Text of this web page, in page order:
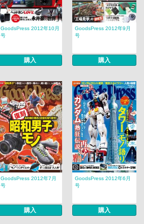
GoodsPress 2012年10月
号
購入
GoodsPress 2012年9月
号
購入
GoodsPress 2012年7月
号
購入
GoodsPress 2012年6月
号
購入